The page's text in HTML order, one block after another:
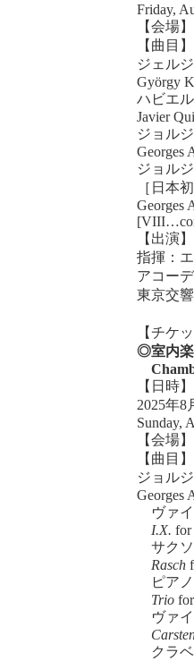
Friday,
【会場
【曲目】
ジェル
György
ハビエ
Javier
ジョル
Georges
ジョル
［日本
Georges
【出演】
指揮：
アコー
東京交
【チケ
◎室内楽
【日時】
2025年8
Sunday,
【会場
【曲目】
ジョル
Georges
ヴァイ
I.X. for
サクソ
Rasch
ピアノ
Trio
ヴァイ
クラベ